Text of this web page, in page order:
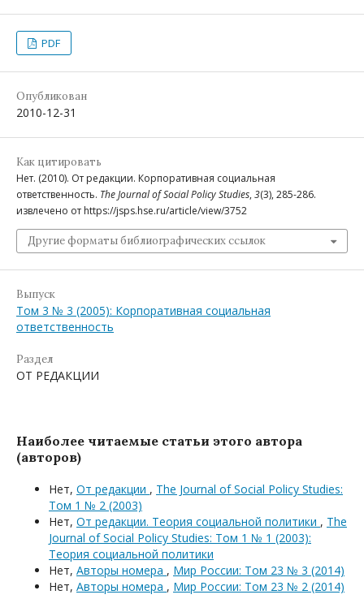
PDF
Опубликован
2010-12-31
Как цитировать
Нет. (2010). От редакции. Корпоративная социальная
ответственность. The Journal of Social Policy Studies, 3(3), 285-286.
извлечено от https://jsps.hse.ru/article/view/3752
Другие форматы библиографических ссылок
Выпуск
Том 3 № 3 (2005): Корпоративная социальная
ответственность
Раздел
ОТ РЕДАКЦИИ
Наиболее читаемые статьи этого автора
(авторов)
Нет, От редакции , The Journal of Social Policy Studies:
Том 1 № 2 (2003)
Нет, От редакции. Теория социальной политики , The
Journal of Social Policy Studies: Том 1 № 1 (2003):
Теория социальной политики
Нет, Авторы номера , Мир России: Том 23 № 3 (2014)
Нет, Авторы номера , Мир России: Том 23 № 2 (2014)